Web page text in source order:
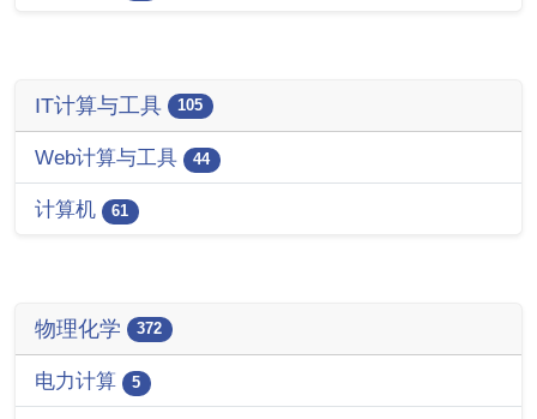
IT计算与工具 105
Web计算与工具 44
计算机 61
物理化学 372
电力计算 5